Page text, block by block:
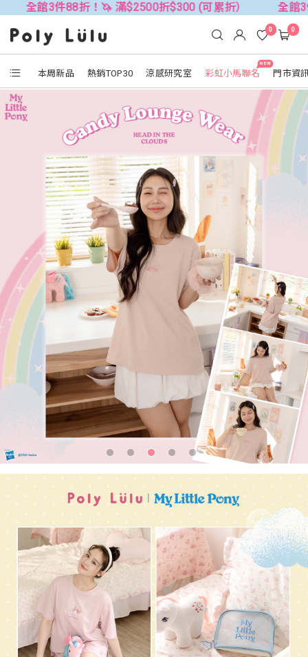
88折！🦄 滿$2500折$300 (可累折） 全館3件88折！
本周新品 熱銷TOP30 涼感研究室
NEW
彩虹小馬聯名 門市資
0 0